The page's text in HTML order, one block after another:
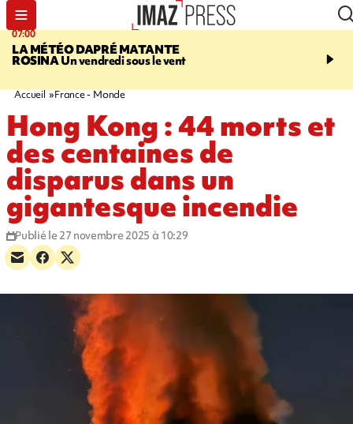
07:00
LA MÉTÉO DAPRÉ MATANTE
ROSINAUn vendredi sous le vent
07:58
téléphérique Papang
Accueil France - Monde
Hong Kong : 44 morts et
des centaines de
disparus dans un
gigantesque incendie
Publié le 27 novembre 2025 à 10:29